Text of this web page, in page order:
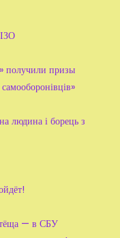
получили призы
людина і борець з
— в СБУ